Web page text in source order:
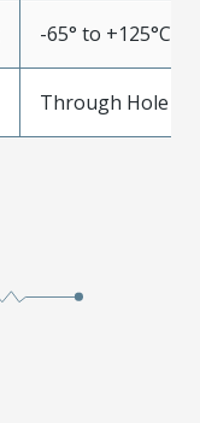
-65° to +125°C
Through Hole